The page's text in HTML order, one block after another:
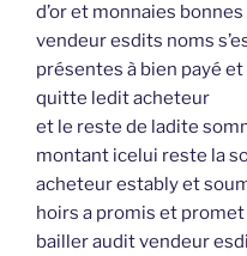
d’or et monnaies
vendeur esdits noms
présentes à bien payé
quitte ledit acheteur
et le reste de ladite
montant icelui reste la
acheteur estably et
hoirs a promis et
bailler audit vendeur